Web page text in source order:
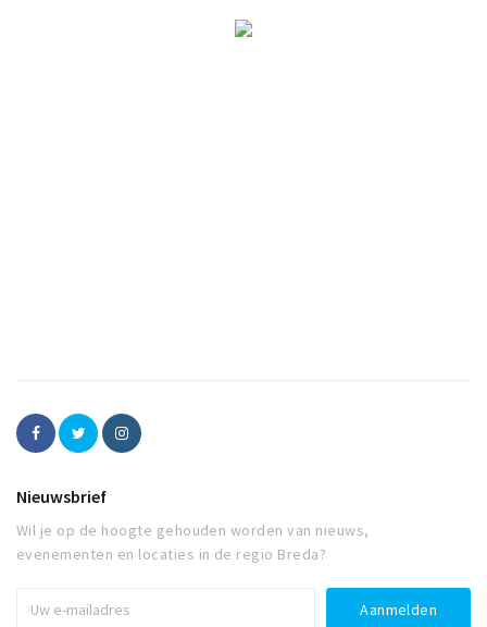
Nieuwsbrief
Wil je op de hoogte gehouden worden van nieuws,
evenementen en locaties in de regio Breda?